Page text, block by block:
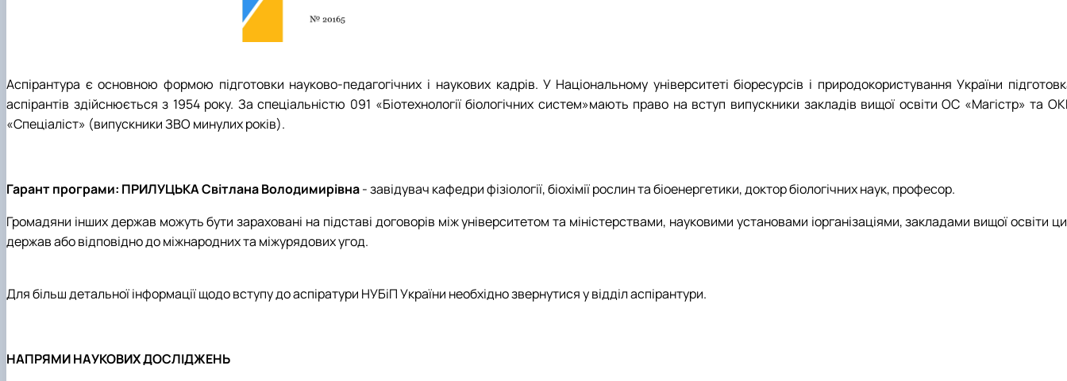
Аспірантура є основною формою підготовки науково-педагогічних і наукових кадрів. У Національному університеті біоресурсів і природокористування України
аспірантів здійснюється з 1954 року. За спеціальністю 091 «Біотехнології біологічних систем»мають право на вступ випускники закладів вищої освіти ОС «Магістр» та
«Спеціаліст» (випускники ЗВО минулих років).
Гарант програми: ПРИЛУЦЬКА Світлана Володимирівна- завідувач кафедри фізіології, біохімії рослин та біоенергетики, доктор біологічних наук, професор.
Громадяни інших держав можуть бути зараховані на підставі договорів між університетом та міністерствами, науковими установами іорганізаціями, закладами вищої освіти
держав або відповідно до міжнародних та міжурядових угод.
Для більш детальної інформації щодо вступу до аспіратури НУБіП України необхідно звернутися у відділ аспірантури.
НАПРЯМИ НАУКОВИХ ДОСЛІДЖЕНЬ